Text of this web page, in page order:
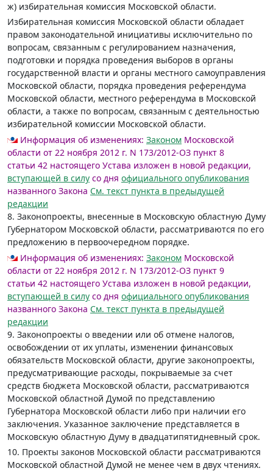
ж) избирательная комиссия Московской области.
Избирательная комиссия Московской области обладает
правом законодательной инициативы исключительно по
вопросам, связанным с регулированием назначения,
подготовки и порядка проведения выборов в органы
государственной власти и органы местного самоуправления
Московской области, порядка проведения референдума
Московской области, местного референдума в Московской
области, а также по вопросам, связанным с деятельностью
избирательной комиссии Московской области.
Информация об изменениях: Законом Московской
области от 22 ноября 2012 г. N 173/2012-ОЗ пункт 8
статьи 42 настоящего Устава изложен в новой редакции,
вступающей в силу со дня официального опубликования
названного Закона См. текст пункта в предыдущей
редакции
8. Законопроекты, внесенные в Московскую областную Думу
Губернатором Московской области, рассматриваются по его
предложению в первоочередном порядке.
Информация об изменениях: Законом Московской
области от 22 ноября 2012 г. N 173/2012-ОЗ пункт 9
статьи 42 настоящего Устава изложен в новой редакции,
вступающей в силу со дня официального опубликования
названного Закона См. текст пункта в предыдущей
редакции
9. Законопроекты о введении или об отмене налогов,
освобождении от их уплаты, изменении финансовых
обязательств Московской области, другие законопроекты,
предусматривающие расходы, покрываемые за счет
средств бюджета Московской области, рассматриваются
Московской областной Думой по представлению
Губернатора Московской области либо при наличии его
заключения. Указанное заключение представляется в
Московскую областную Думу в двадцатипятидневный срок.
10. Проекты законов Московской области рассматриваются
Московской областной Думой не менее чем в двух чтениях.